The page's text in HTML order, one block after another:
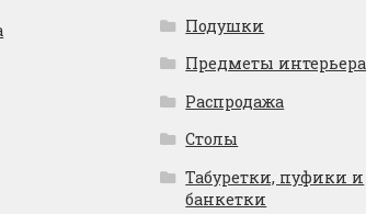
Подушки
Предметы интерьера
Распродажа
Столы
Табуретки, пуфики и
банкетки